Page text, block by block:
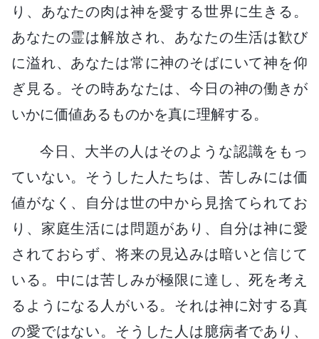
り、あなたの肉は神を愛する世界に生きる。
あなたの霊は解放され、あなたの生活は歓び
に溢れ、あなたは常に神のそばにいて神を仰
ぎ見る。その時あなたは、今日の神の働きが
いかに価値あるものかを真に理解する。
今日、大半の人はそのような認識をもっ
ていない。そうした人たちは、苦しみには価
値がなく、自分は世の中から見捨てられてお
り、家庭生活には問題があり、自分は神に愛
されておらず、将来の見込みは暗いと信じて
いる。中には苦しみが極限に達し、死を考え
るようになる人がいる。それは神に対する真
の愛ではない。そうした人は臆病者であり、